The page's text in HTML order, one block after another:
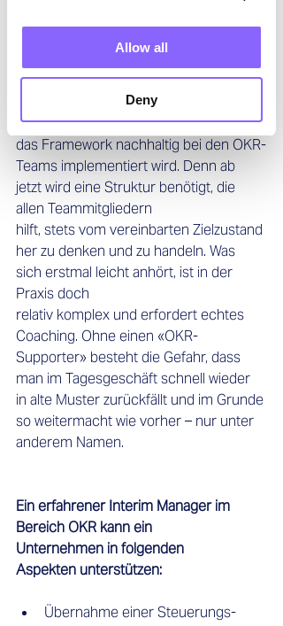
Allow all
Deny
entsprechenden Expertise kann hier
nicht nur zusätzliche Kapazitäten
einbringen, er sorgt auch dafür, dass
das Framework nachhaltig bei den OKR-
Teams implementiert wird. Denn ab
jetzt wird eine Struktur benötigt, die
allen Teammitgliedern
hilft, stets vom vereinbarten Zielzustand
her zu denken und zu handeln. Was
sich erstmal leicht anhört, ist in der
Praxis doch
relativ komplex und erfordert echtes
Coaching. Ohne einen «OKR-
Supporter» besteht die Gefahr, dass
man im Tagesgeschäft schnell wieder
in alte Muster zurückfällt und im Grunde
so weitermacht wie vorher – nur unter
anderem Namen.
Ein erfahrener Interim Manager im
Bereich OKR kann ein
Unternehmen in folgenden
Aspekten unterstützen:
Übernahme einer Steuerungs-